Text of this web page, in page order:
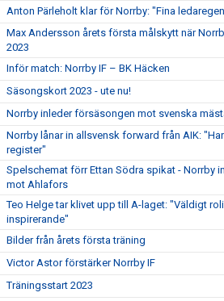
Anton Pärleholt klar för Norrby: "Fina
Max Andersson årets första målskytt när
2023
Inför match: Norrby IF – BK Häcken
Säsongskort 2023 - ute nu!
Norrby inleder försäsongen mot svenska
Norrby lånar in allsvensk forward från AIK:
register"
Spelschemat förr Ettan Södra spikat - Norrby
mot Ahlafors
Teo Helge tar klivet upp till A-laget: "Väldigt
inspirerande"
Bilder från årets första träning
Victor Astor förstärker Norrby IF
Träningsstart 2023